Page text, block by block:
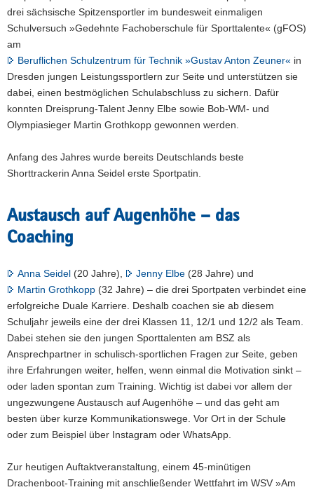
drei sächsische Spitzensportler im bundesweit einmaligen
Schulversuch »Gedehnte Fachoberschule für Sporttalente« (gFOS)
am
Beruflichen Schulzentrum für Technik »Gustav Anton Zeuner« in
Dresden jungen Leistungssportlern zur Seite und unterstützen sie
dabei, einen bestmöglichen Schulabschluss zu sichern. Dafür
konnten Dreisprung-Talent Jenny Elbe sowie Bob-WM- und
Olympiasieger Martin Grothkopp gewonnen werden.
Anfang des Jahres wurde bereits Deutschlands beste
Shorttrackerin Anna Seidel erste Sportpatin.
Austausch auf Augenhöhe – das
Coaching
Anna Seidel (20 Jahre), Jenny Elbe (28 Jahre) und
Martin Grothkopp (32 Jahre) – die drei Sportpaten verbindet eine
erfolgreiche Duale Karriere. Deshalb coachen sie ab diesem
Schuljahr jeweils eine der drei Klassen 11, 12/1 und 12/2 als Team.
Dabei stehen sie den jungen Sporttalenten am BSZ als
Ansprechpartner in schulisch-sportlichen Fragen zur Seite, geben
ihre Erfahrungen weiter, helfen, wenn einmal die Motivation sinkt –
oder laden spontan zum Training. Wichtig ist dabei vor allem der
ungezwungene Austausch auf Augenhöhe – und das geht am
besten über kurze Kommunikationswege. Vor Ort in der Schule
oder zum Beispiel über Instagram oder WhatsApp.
Zur heutigen Auftaktveranstaltung, einem 45-minütigen
Drachenboot-Training mit anschließender Wettfahrt im WSV »Am